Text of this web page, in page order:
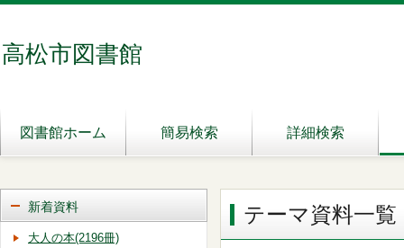
高松市図書館
図書館ホーム 簡易検索 詳細検索
テーマ資料一覧
新着資料
大人の本(2196冊)